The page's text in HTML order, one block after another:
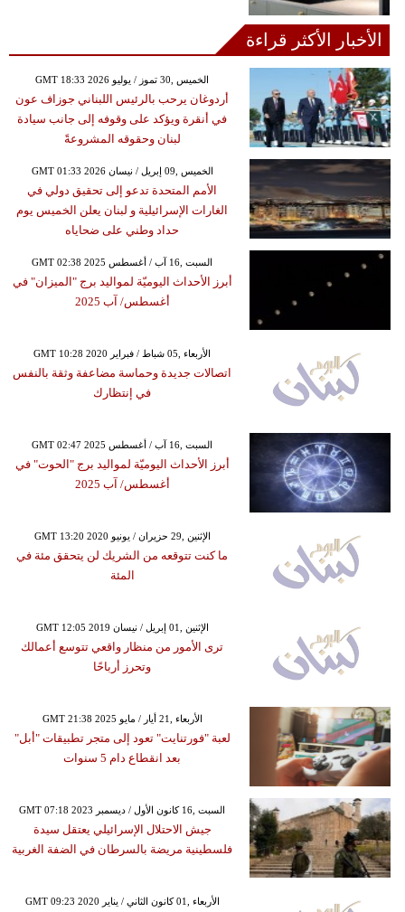
الأخبار الأكثر قراءة
GMT 18:33 2026 الخميس ,30 تموز / يوليو
أردوغان يرحب بالرئيس اللبناني جوزاف عون
في أنقرة ويؤكد على وقوفه إلى جانب سيادة
لبنان وحقوقه المشروعةً
GMT 01:33 2026 الخميس ,09 إبريل / نيسان
الأمم المتحدة تدعو إلى تحقيق دولي في
الغارات الإسرائيلية و لبنان يعلن الخميس يوم
حداد وطني على ضحاياه
GMT 02:38 2025 السبت ,16 آب / أغسطس
أبرز الأحداث اليوميّة لمواليد برج "الميزان" في
أغسطس/ آب 2025
GMT 10:28 2020 الأربعاء ,05 شباط / فبراير
اتصالات جديدة وحماسة مضاعفة وثقة بالنفس
في إنتظارك
GMT 02:47 2025 السبت ,16 آب / أغسطس
أبرز الأحداث اليوميّة لمواليد برج "الحوت" في
أغسطس/ آب 2025
GMT 13:20 2020 الإثنين ,29 حزيران / يونيو
ما كنت تتوقعه من الشريك لن يتحقق مئة في
المئة
GMT 12:05 2019 الإثنين ,01 إبريل / نيسان
ترى الأمور من منظار واقعي تتوسع أعمالك
وتحرز أرباحًا
GMT 21:38 2025 الأربعاء ,21 أيار / مايو
لعبة "فورتنايت" تعود إلى متجر تطبيقات "أبل"
بعد انقطاع دام 5 سنوات
GMT 07:18 2023 السبت ,16 كانون الأول / ديسمبر
جيش الاحتلال الإسرائيلي يعتقل سيدة
فلسطينية مريضة بالسرطان في الضفة الغربية
GMT 09:23 2020 الأربعاء ,01 كانون الثاني / يناير